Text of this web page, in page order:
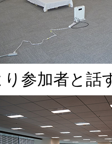
参加者と話